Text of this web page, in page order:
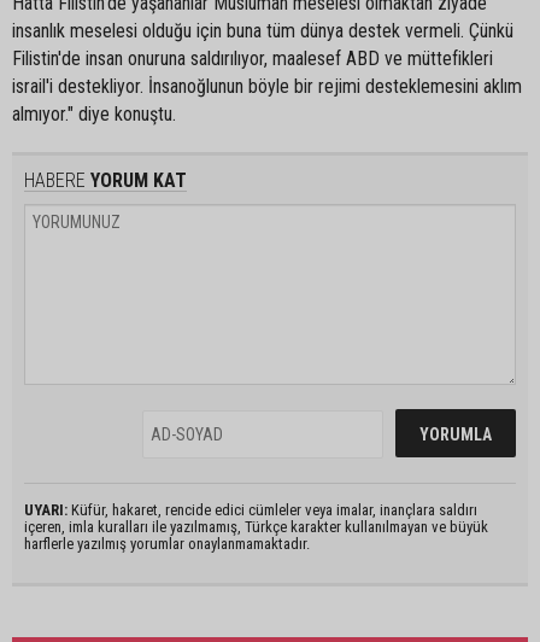
insanlık meselesi olduğu için buna tüm dünya destek vermeli. Çünkü
Filistin'de insan onuruna saldırılıyor, maalesef ABD ve müttefikleri
israil'i destekliyor. İnsanoğlunun böyle bir rejimi desteklemesini aklım
almıyor." diye konuştu.
HABERE YORUM KAT
UYARI: Küfür, hakaret, rencide edici cümleler veya imalar, inançlara saldırı
içeren, imla kuralları ile yazılmamış, Türkçe karakter kullanılmayan ve büyük
harflerle yazılmış yorumlar onaylanmamaktadır.